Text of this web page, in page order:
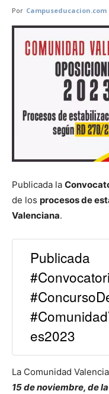
Por Campuseducacion.com
Publicada la
de los procesos de
Valenciana.
Publicada
es2023
La Comunidad
15 de noviembre, de